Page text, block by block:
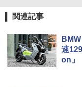
関連記事
速
on」